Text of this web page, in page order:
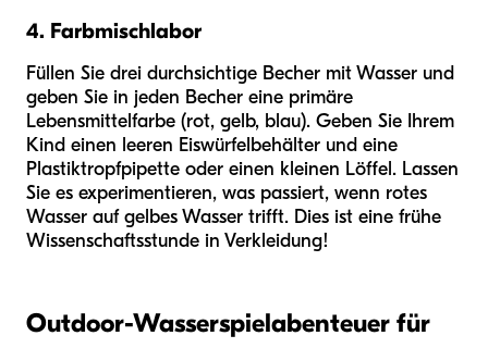
4. Farbmischlabor
Füllen Sie drei durchsichtige Becher mit Wasser und
geben Sie in jeden Becher eine primäre
Lebensmittelfarbe (rot, gelb, blau). Geben Sie Ihrem
Kind einen leeren Eiswürfelbehälter und eine
Plastiktropfpipette oder einen kleinen Löffel. Lassen
Sie es experimentieren, was passiert, wenn rotes
Wasser auf gelbes Wasser trifft. Dies ist eine frühe
Wissenschaftsstunde in Verkleidung!
Outdoor-Wasserspielabenteuer für